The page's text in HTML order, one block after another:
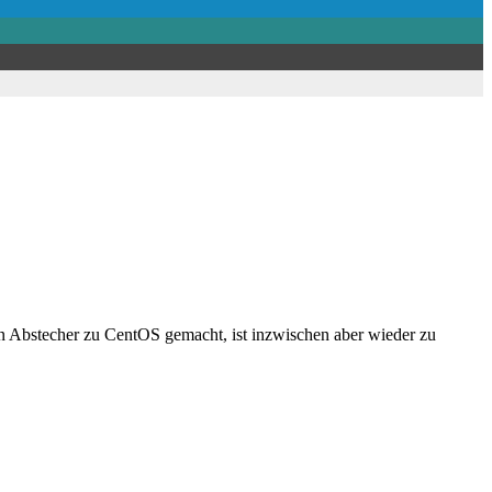
zu CentOS gemacht, ist inzwischen aber wieder zu